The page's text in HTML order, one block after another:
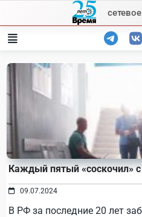
content
Каждый пятый «соскочил» с
09.07.2024
В РФ за последние 20 лет